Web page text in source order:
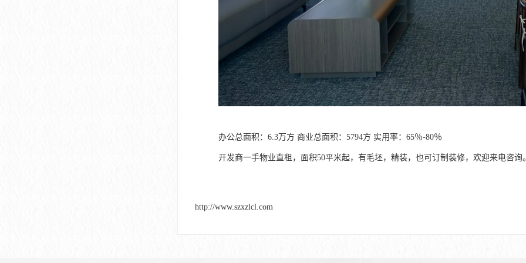
办公总面积：6.3万方 商业总面积：5794方 实用率：65％-80％
开发商一手物业直租，面积50平米起，有毛坯，精装，也可订制装修，欢迎来电咨询
http://www.szxzlcl.com